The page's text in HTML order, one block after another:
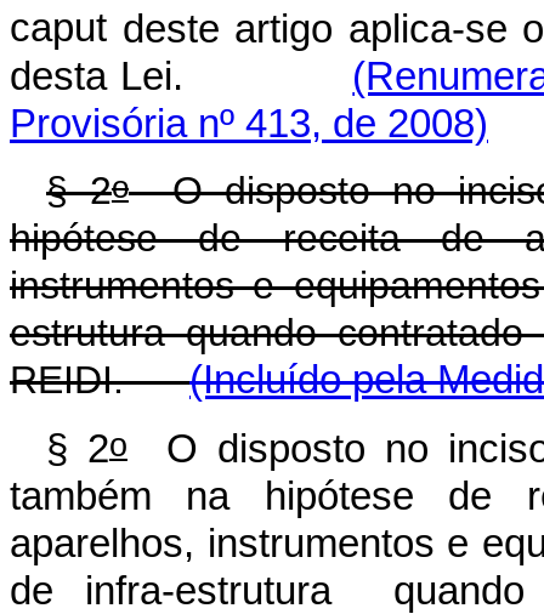
caput deste artigo aplica-se
desta Lei.
Provisória nº 413, de 2008)
§ 2oO disposto no
hipótese de receita de
instrumentos e
estrutura quando
REIDI.(Incluído pela
§ 2oO disposto no
também na hipótese de
aparelhos, instrumentos e
de infra-estrutura